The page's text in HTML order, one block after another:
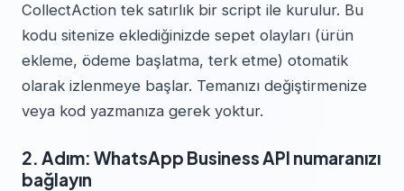
CollectAction tek satırlık bir script ile kurulur. Bu
kodu sitenize eklediğinizde sepet olayları (ürün
ekleme, ödeme başlatma, terk etme) otomatik
olarak izlenmeye başlar. Temanızı değiştirmenize
veya kod yazmanıza gerek yoktur.
2. Adım: WhatsApp Business API numaranızı
bağlayın